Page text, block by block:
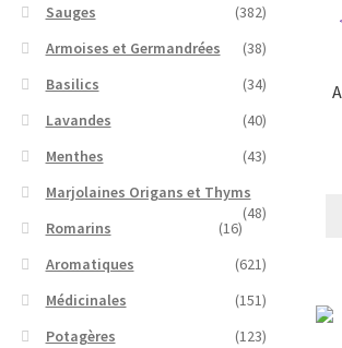
Sauges
(382)
Armoises et Germandrées
(38)
Basilics
(34)
Lavandes
(40)
Menthes
(43)
Marjolaines Origans et Thyms
(48)
Romarins
(16)
Aromatiques
(621)
Médicinales
(151)
Potagères
(123)